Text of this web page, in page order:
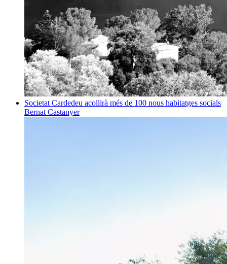
Societat Cardedeu acollirà més de 100 nous habitatges socials
Bernat Castanyer